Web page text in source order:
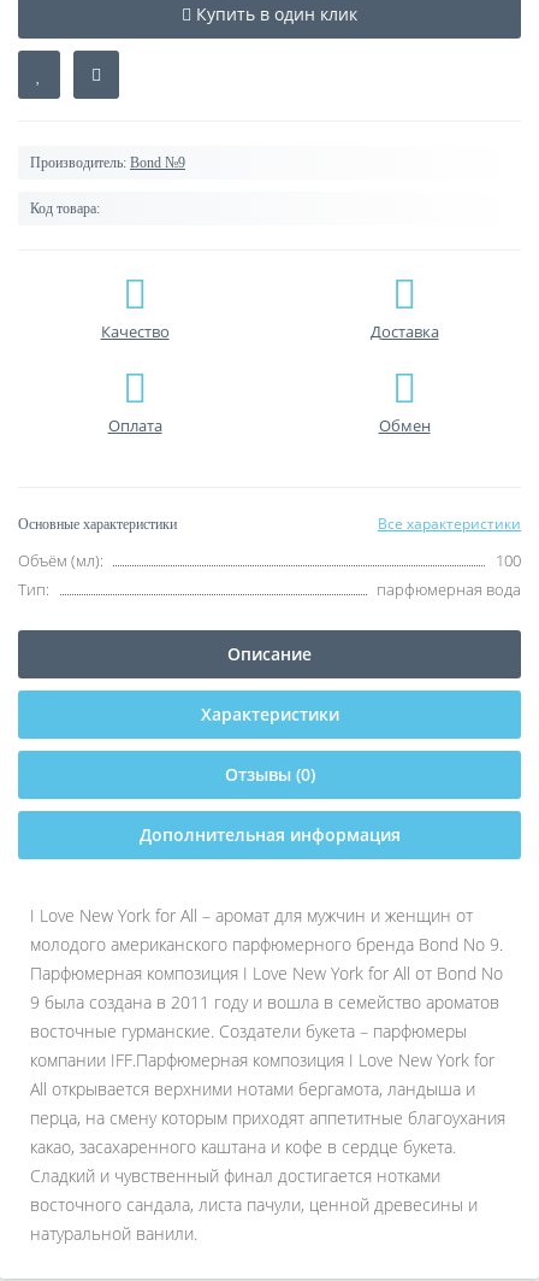
Купить в один клик
Производитель: Bond №9
Код товара:
Качество Доставка
Оплата Обмен
Основные характеристики Все характеристики
Объём (мл):
100
Тип:
парфюмерная вода
Описание
Характеристики
Отзывы (0)
Дополнительная информация
I Love New York for All – аромат для мужчин и женщин от
молодого американского парфюмерного бренда Bond No 9.
Парфюмерная композиция I Love New York for All от Bond No
9 была создана в 2011 году и вошла в семейство ароматов
восточные гурманские. Создатели букета – парфюмеры
компании IFF.Парфюмерная композиция I Love New York for
All открывается верхними нотами бергамота, ландыша и
перца, на смену которым приходят аппетитные благоухания
какао, засахаренного каштана и кофе в сердце букета.
Сладкий и чувственный финал достигается нотками
восточного сандала, листа пачули, ценной древесины и
натуральной ванили.